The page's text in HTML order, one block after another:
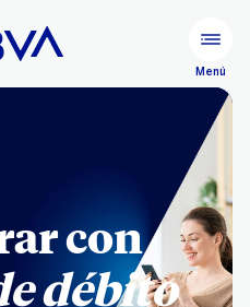
Menú
con
débito